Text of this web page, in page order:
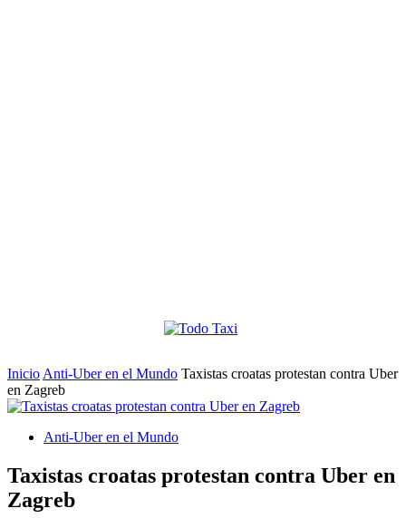
Inicio Anti-Uber en el Mundo Taxistas croatas protestan contra Uber
en Zagreb
Anti-Uber en el Mundo
Taxistas croatas protestan contra Uber en
Zagreb